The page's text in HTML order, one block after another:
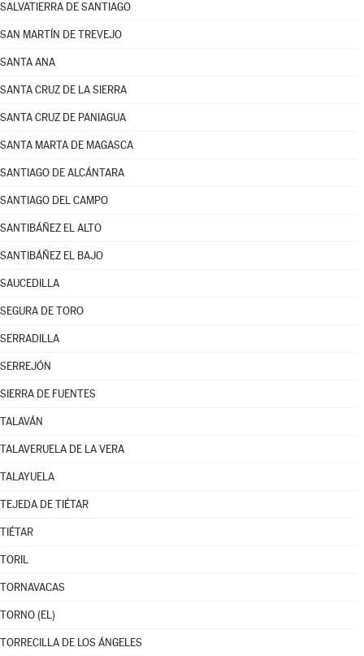
SALVATIERRA DE SANTIAGO
SAN MARTÍN DE TREVEJO
SANTA ANA
SANTA CRUZ DE LA SIERRA
SANTA CRUZ DE PANIAGUA
SANTA MARTA DE MAGASCA
SANTIAGO DE ALCÁNTARA
SANTIAGO DEL CAMPO
SANTIBÁÑEZ EL ALTO
SANTIBÁÑEZ EL BAJO
SAUCEDILLA
SEGURA DE TORO
SERRADILLA
SERREJÓN
SIERRA DE FUENTES
TALAVÁN
TALAVERUELA DE LA VERA
TALAYUELA
TEJEDA DE TIÉTAR
TIÉTAR
TORIL
TORNAVACAS
TORNO (EL)
TORRECILLA DE LOS ÁNGELES